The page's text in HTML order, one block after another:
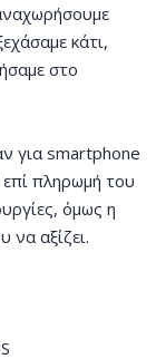
κάτι,
στο
για smartphone
επί πληρωμή του
όμως η
να αξίζει.